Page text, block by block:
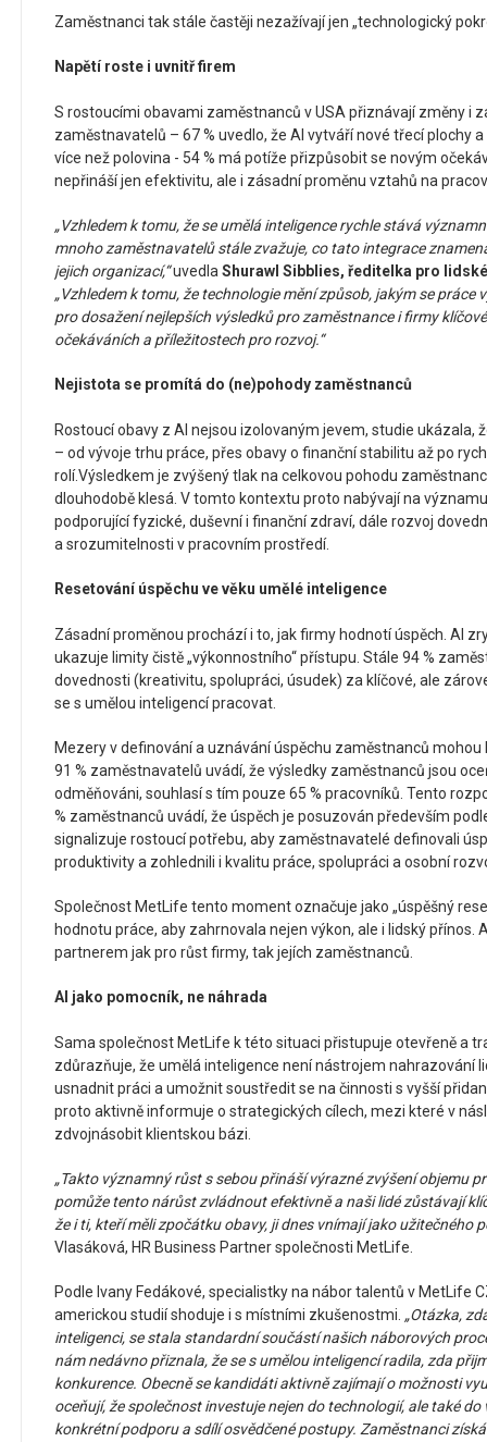
Zaměstnanci tak stále častěji nezažívají jen „technologický
Napětí roste i uvnitř firem
S rostoucími obavami zaměstnanců v USA přiznávají změny i
zaměstnavatelů – 67 % uvedlo, že AI vytváří nové třecí plochy
více než polovina - 54 % má potíže přizpůsobit se novým
nepřináší jen efektivitu, ale i zásadní proměnu vztahů na
„Vzhledem k tomu, že se umělá inteligence rychle stává
mnoho zaměstnavatelů stále zvažuje, co tato integrace
jejich organizací,“uvedlaShurawl Sibblies, ředitelka pro
„Vzhledem k tomu, že technologie mění způsob, jakým se práce
pro dosažení nejlepších výsledků pro zaměstnance i firmy
očekáváních a příležitostech pro rozvoj.“
Nejistota se promítá do (ne)pohody zaměstnanců
Rostoucí obavy z AI nejsou izolovaným jevem, studie ukázala,
– od vývoje trhu práce, přes obavy o finanční stabilitu až po
rolí.Výsledkem je zvýšený tlak na celkovou pohodu
dlouhodobě klesá. V tomto kontextu proto nabývají na
podporující fyzické, duševní i finanční zdraví, dále rozvoj
a srozumitelnosti v pracovním prostředí.
Resetování úspěchu ve věku umělé inteligence
Zásadní proměnou prochází i to, jak firmy hodnotí úspěch. AI
ukazuje limity čistě „výkonnostního“ přístupu. Stále 94 %
dovednosti (kreativitu, spolupráci, úsudek) za klíčové, ale
se s umělou inteligencí pracovat.
Mezery v definování a uznávání úspěchu zaměstnanců
91 % zaměstnavatelů uvádí, že výsledky zaměstnanců jsou
odměňováni, souhlasí s tím pouze 65 % pracovníků. Tento
% zaměstnanců uvádí, že úspěch je posuzován především
signalizuje rostoucí potřebu, aby zaměstnavatelé definovali
produktivity a zohlednili i kvalitu práce, spolupráci a osobní
Společnost MetLife tento moment označuje jako „úspěšný
hodnotu práce, aby zahrnovala nejen výkon, ale i lidský přínos.
partnerem jak pro růst firmy, tak jejích zaměstnanců.
AI jako pomocník, ne náhrada
Sama společnost MetLife k této situaci přistupuje otevřeně a
zdůrazňuje, že umělá inteligence není nástrojem nahrazování
usnadnit práci a umožnit soustředit se na činnosti s vyšší
proto aktivně informuje o strategických cílech, mezi které v
zdvojnásobit klientskou bázi.
„Takto významný růst s sebou přináší výrazné zvýšení objemu
pomůže tento nárůst zvládnout efektivně a naši lidé zůstávají
že i ti, kteří měli zpočátku obavy, ji dnes vnímají jako užitečného
Vlasáková, HR Business Partner společnosti MetLife.
Podle Ivany Fedákové, specialistky na nábor talentů v MetLife
americkou studií shoduje i s místními zkušenostmi. „Otázka,
inteligenci, se stala standardní součástí našich náborových
nám nedávno přiznala, že se s umělou inteligencí radila, zda
konkurence. Obecně se kandidáti aktivně zajímají o možnosti
oceňují, že společnost investuje nejen do technologií, ale také
konkrétní podporu a sdílí osvědčené postupy. Zaměstnanci